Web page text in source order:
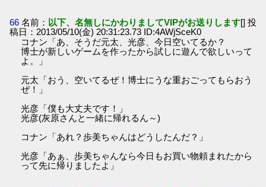
66 名前： 以下、名無しにかわりましてVIPがお送りします[] 投
稿日：2013/05/10(金) 20:31:23.73 ID:4AWjSceK0
コナン「あ、そうだ元太、光彦、今日空いてるか？
博士が新しいゲームを作ったから試しに遊んで欲しいって
よ。」
元太「おう、空いてるぜ！博士にうな重おごってもらおう
ぜ！」
光彦「僕も大丈夫です！」
光彦(灰原さんと一緒に帰れるん～)
コナン「あれ？歩美ちゃんはどうしたんだ？」
光彦「あぁ、歩美ちゃんなら今日もお買い物頼まれたから
って先に帰りましたよ」